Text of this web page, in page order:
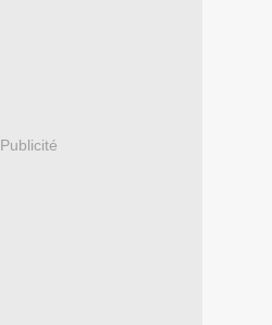
Publicité